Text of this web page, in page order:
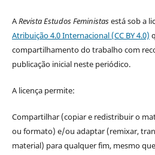
ARevista Estudos Feministasestá sob a
Atribuição 4.0 Internacional (CC BY 4.0)
compartilhamento do trabalho com
publicação inicial neste periódico.
A licença permite:
Compartilhar (copiar e redistribuir o
ou formato) e/ou adaptar (remixar,
material) para qualquer fim, mesmo